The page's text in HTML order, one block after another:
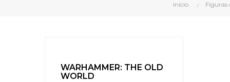
Inicio Figuras
WARHAMMER: THE OLD
WORLD